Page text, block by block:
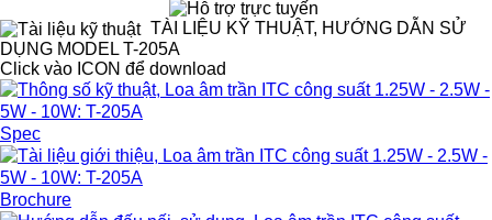
TÀI LIỆU KỸ THUẬT, HƯỚNG DẪN SỬ
DỤNG MODEL T-205A
Click vào ICON để download
Spec
Brochure